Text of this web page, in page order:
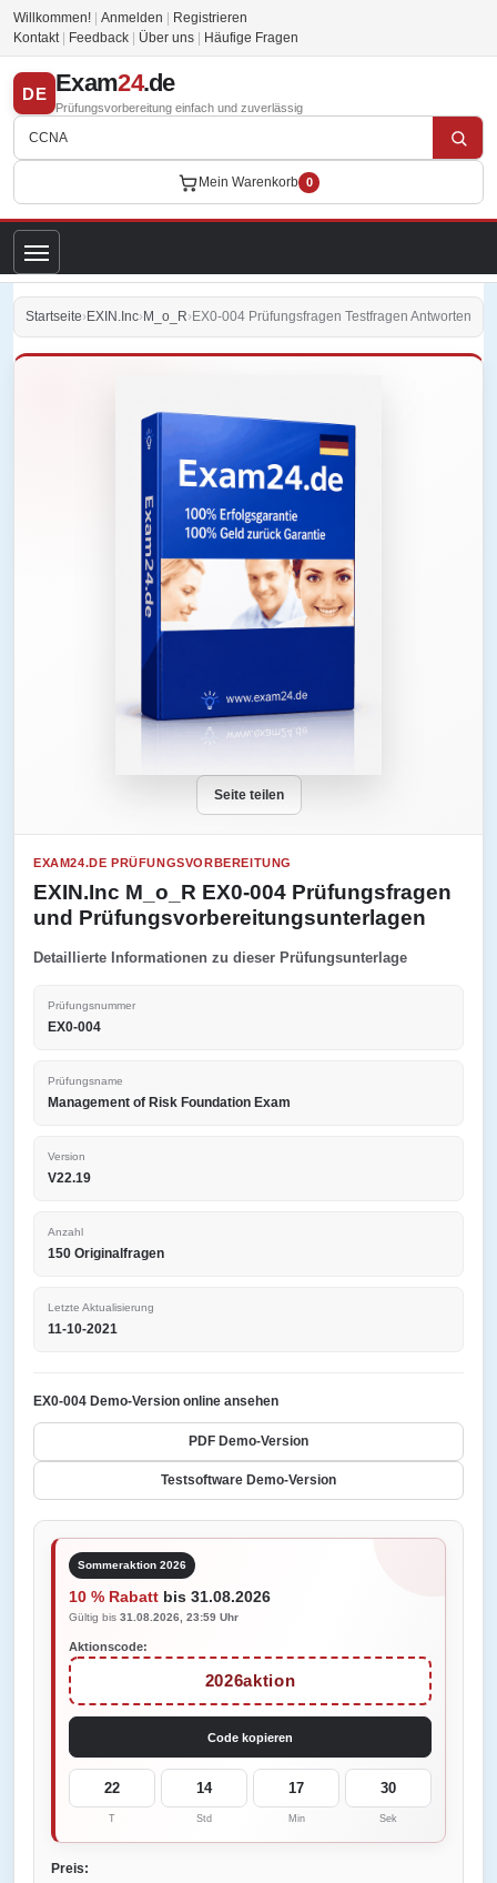
Willkommen! Anmelden
Registrieren
Kontakt
Feedback Über uns Häufige Fragen
DE Exam24.de
Prüfungsvorbereitung einfach und zuverlässig
Mein Warenkorb 0
Startseite›EXIN.Inc›M_o_R›EX0-004 Prüfungsfragen Testfragen Antworten
Seite teilen
EXAM24.DE PRÜFUNGSVORBEREITUNG
EXIN.Inc M_o_R EX0-004 Prüfungsfragen
und Prüfungsvorbereitungsunterlagen
Detaillierte Informationen zu dieser Prüfungsunterlage
Prüfungsnummer
EX0-004
Prüfungsname
Management of Risk Foundation Exam
Version
V22.19
Anzahl
150 Originalfragen
Letzte Aktualisierung
11-10-2021
EX0-004 Demo-Version online ansehen
PDF Demo-Version
Testsoftware Demo-Version
Sommeraktion 2026
10 % Rabatt bis 31.08.2026
Gültig bis 31.08.2026, 23:59 Uhr
Aktionscode:
2026aktion
Code kopieren
22
T
14
Std
17
Min
30
Sek
Preis: